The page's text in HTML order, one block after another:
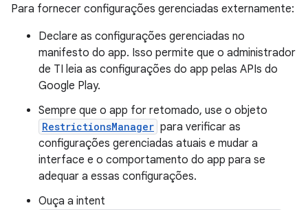
Para fornecer configurações gerenciadas externamente:
Declare as configurações gerenciadas no
manifesto do app. Isso permite que o administrador
de TI leia as configurações do app pelas APIs do
Google Play.
Sempre que o app for retomado, use o objeto
RestrictionsManager para verificar as
configurações gerenciadas atuais e mudar a
interface e o comportamento do app para se
adequar a essas configurações.
Ouça a intent